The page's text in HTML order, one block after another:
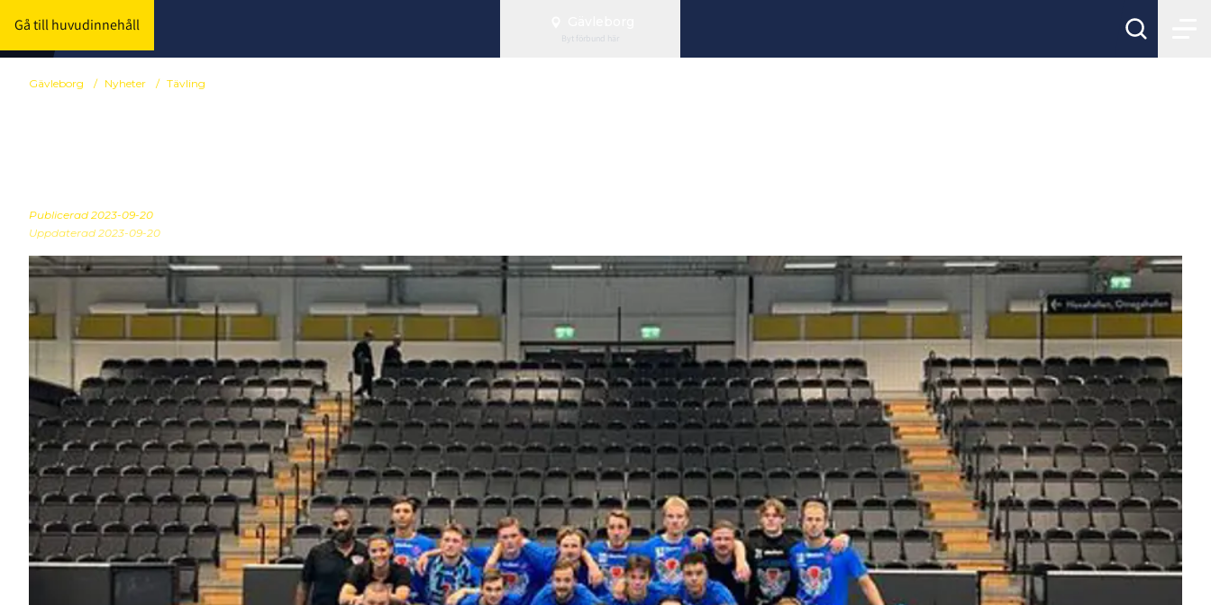
Gå till huvudinnehåll
Byt förbund här
Gävleborg / Nyheter / Tävling
Publicerad 2023-09-20
Uppdaterad 2023-09-20